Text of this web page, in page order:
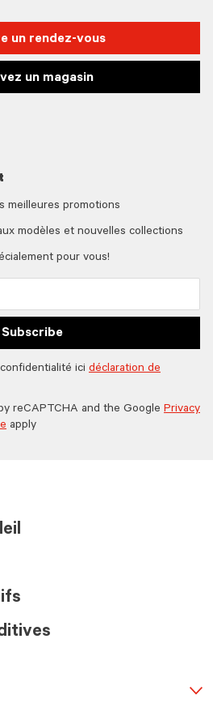
un rendez-vous
un magasin
meilleures promotions
modèles et nouvelles collections
pour vous!
Subscribe
ici déclaration de
reCAPTCHA and the Google Privacy
apply